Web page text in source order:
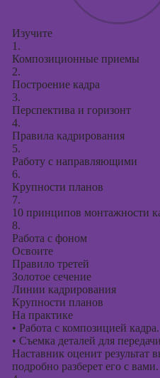
Изучите
1.
Композиционные приемы
2.
Построение кадра
3.
Перспектива и горизонт
4.
Правила кадрирования
5.
Работу с направляющими
6.
Крупности планов
7.
10 принципов монтажности
8.
Работа с фоном
Освоите
Правило третей
Золотое сечение
Линии кадрирования
Крупности планов
На практике
• Работа с композицией кадра.
• Съемка деталей для
Наставник оценит результат
подробно разберет его с вами.